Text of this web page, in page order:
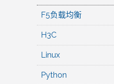
F5负载均衡
H3C
Linux
Python